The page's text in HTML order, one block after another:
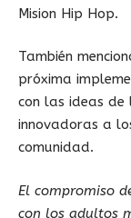
Mision Hip Hop.
También
próxima
con las ideas de
innovadoras a
comunidad.
El compromiso
con los adultos